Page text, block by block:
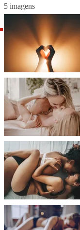
5 imagens